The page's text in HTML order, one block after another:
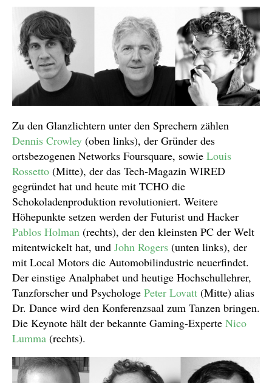
Zu den Glanzlichtern unter den Sprechern zählen
Dennis Crowley (oben links), der Gründer des
ortsbezogenen Networks Foursquare, sowie Louis
Rossetto (Mitte), der das Tech-Magazin WIRED
gegründet hat und heute mit TCHO die
Schokoladenproduktion revolutioniert. Weitere
Höhepunkte setzen werden der Futurist und Hacker
Pablos Holman (rechts), der den kleinsten PC der Welt
mitentwickelt hat, und John Rogers (unten links), der
mit Local Motors die Automobilindustrie neuerfindet.
Der einstige Analphabet und heutige Hochschullehrer,
Tanzforscher und Psychologe Peter Lovatt (Mitte) alias
Dr. Dance wird den Konferenzsaal zum Tanzen bringen.
Die Keynote hält der bekannte Gaming-Experte Nico
Lumma (rechts).